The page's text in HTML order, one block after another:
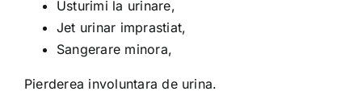
Usturimi la urinare,
Jet urinar imprastiat,
Sangerare minora,
Pierderea involuntara de urina.